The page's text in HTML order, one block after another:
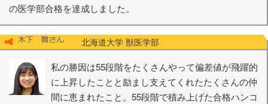
の医学部合格を達成しました。
北海道大学 獣医学部
私の勝因は55段階をたくさんやって偏差値が飛躍的
に上昇したことと励まし支えてくれたたくさんの仲
間に恵まれたこと。55段階で積み上げた合格ハンコ